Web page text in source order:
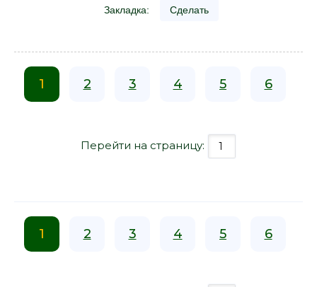
Закладка: Сделать
1 2 3 4 5 6
Перейти на страницу:
1 2 3 4 5 6